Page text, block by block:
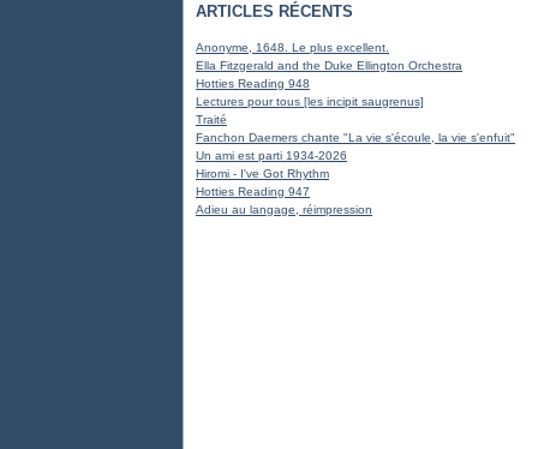
ARTICLES RÉCENTS
Anonyme, 1648. Le plus excellent.
Ella Fitzgerald and the Duke Ellington Orchestra
Hotties Reading 948
Lectures pour tous [les incipit saugrenus]
Traité
Fanchon Daemers chante "La vie s'écoule, la vie s'enfuit"
Un ami est parti 1934-2026
Hiromi - I've Got Rhythm
Hotties Reading 947
Adieu au langage, réimpression